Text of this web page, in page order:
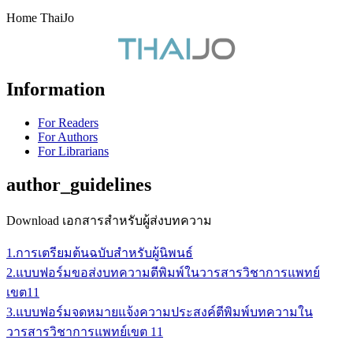
Home ThaiJo
Information
For Readers
For Authors
For Librarians
author_guidelines
Download เอกสารสำหรับผู้ส่งบทความ
1.การเตรียมต้นฉบับสำหรับผู้นิพนธ์
2.แบบฟอร์มขอส่งบทความตีพิมพ์ในวารสารวิชาการแพทย์
เขต11
3.แบบฟอร์มจดหมายแจ้งความประสงค์ตีพิมพ์บทความใน
วารสารวิชาการแพทย์เขต 11